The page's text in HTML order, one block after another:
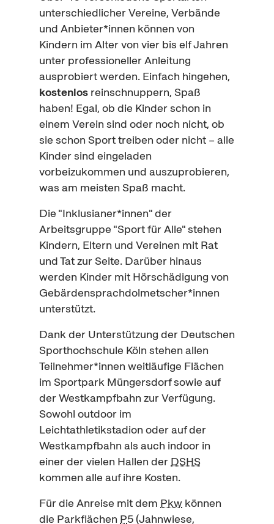
unterschiedlicher Vereine, Verbände
und Anbieter*innen können von
Kindern im Alter von vier bis elf Jahren
unter professioneller Anleitung
ausprobiert werden. Einfach hingehen,
kostenlos reinschnuppern, Spaß
haben! Egal, ob die Kinder schon in
einem Verein sind oder noch nicht, ob
sie schon Sport treiben oder nicht – alle
Kinder sind eingeladen
vorbeizukommen und auszuprobieren,
was am meisten Spaß macht.
Die "Inklusianer*innen" der
Arbeitsgruppe "Sport für Alle" stehen
Kindern, Eltern und Vereinen mit Rat
und Tat zur Seite. Darüber hinaus
werden Kinder mit Hörschädigung von
Gebärdensprachdolmetscher*innen
unterstützt.
Dank der Unterstützung der Deutschen
Sporthochschule Köln stehen allen
Teilnehmer*innen weitläufige Flächen
im Sportpark Müngersdorf sowie auf
der Westkampfbahn zur Verfügung.
Sowohl outdoor im
Leichtathletikstadion oder auf der
Westkampfbahn als auch indoor in
einer der vielen Hallen der DSHS
kommen alle auf ihre Kosten.
Für die Anreise mit dem Pkw können
die Parkflächen P5 (Jahnwiese,